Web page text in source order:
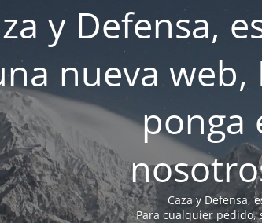
y Defensa,
nueva web,
ponga
Caza y Defensa,
Para cualquier pedido,